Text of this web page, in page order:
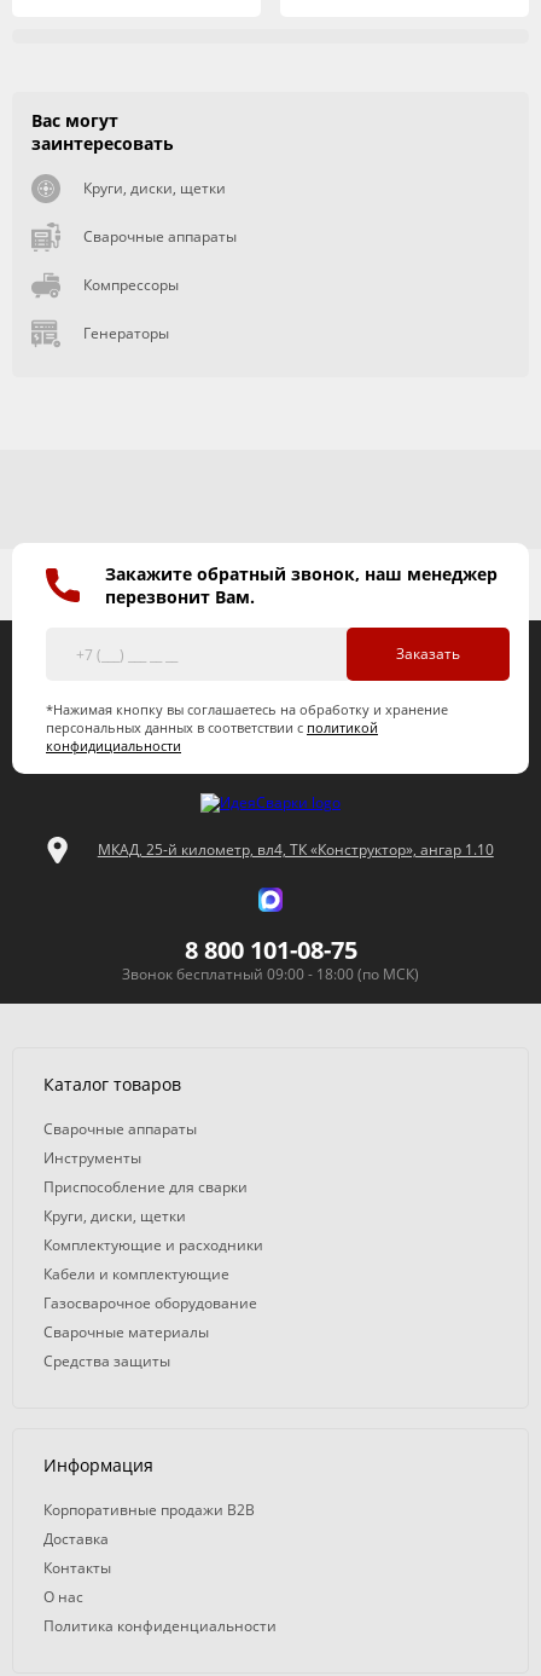
Вас могут
заинтересовать
Круги, диски, щетки
Сварочные аппараты
Компрессоры
Генераторы
Закажите обратный звонок, наш менеджер
перезвонит Вам.
Заказать
*Нажимая кнопку вы соглашаетесь на обработку и хранение
персональных данных в соответствии с политикой
конфидициальности
МКАД, 25-й километр, вл4, ТК «Конструктор», ангар 1.10
8 800 101-08-75
Звонок бесплатный 09:00 - 18:00 (по МСК)
Каталог товаров
Сварочные аппараты
Инструменты
Приспособление для сварки
Круги, диски, щетки
Комплектующие и расходники
Кабели и комплектующие
Газосварочное оборудование
Сварочные материалы
Средства защиты
Информация
Корпоративные продажи B2B
Доставка
Контакты
О нас
Политика конфиденциальности